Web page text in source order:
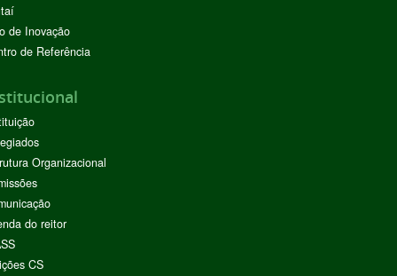
de Inovação
de Referência
Organizacional
do reitor
CS